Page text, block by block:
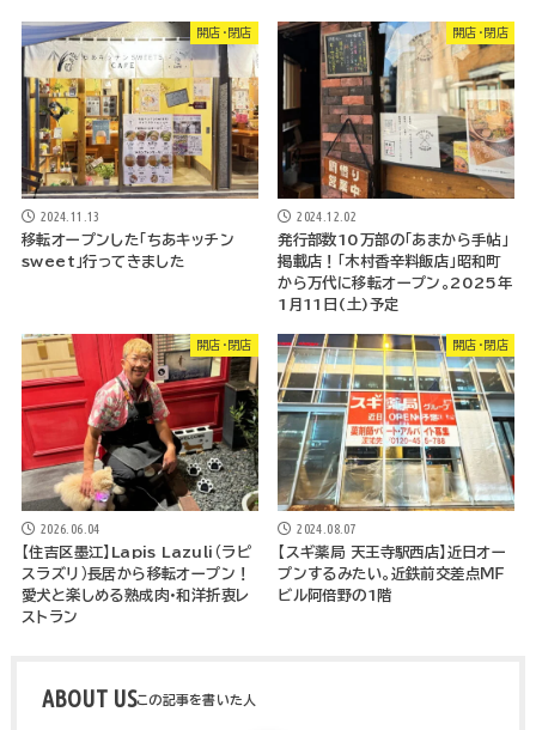
開店・閉店
2024.11.13
移転オープンした「ちあキッチン
sweet」行ってきました
開店・閉店
2024.12.02
発行部数10万部の「あまから手帖」
掲載店！「木村香辛料飯店」昭和町
から万代に移転オープン。2025年
1月11日(土)予定
開店・閉店
2026.06.04
【住吉区墨江】Lapis Lazuli（ラピ
スラズリ）長居から移転オープン！
愛犬と楽しめる熟成肉・和洋折衷レ
ストラン
開店・閉店
2024.08.07
【スギ薬局 天王寺駅西店】近日オー
プンするみたい。近鉄前交差点ＭＦ
ビル阿倍野の1階
ABOUT US